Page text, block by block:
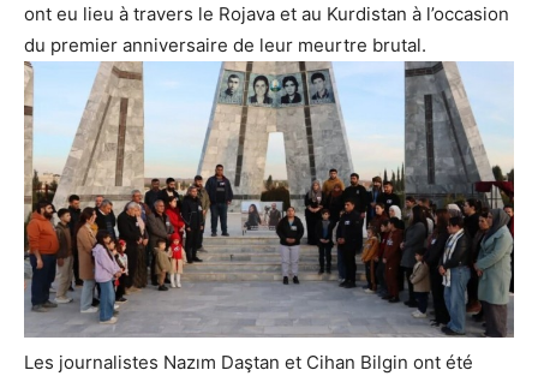
ont eu lieu à travers le Rojava et au Kurdistan à l’occasion
du premier anniversaire de leur meurtre brutal.
Les journalistes Nazım Daştan et Cihan Bilgin ont été